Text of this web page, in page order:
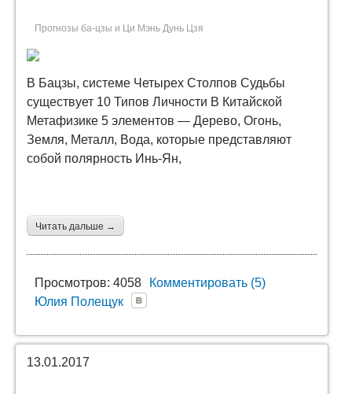
Прогнозы ба-цзы и Ци Мэнь Дунь Цзя
В Бацзы, системе Четырех Столпов Судьбы
существует 10 Типов Личности В Китайской
Метафизике 5 элементов — Дерево, Огонь,
Земля, Металл, Вода, которые представляют
собой полярность Инь-Ян,
Читать дальше →
Просмотров: 4058
Комментировать (5)
Юлия Полещук
13.01.2017